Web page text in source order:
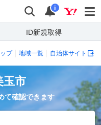
検索 通知
i
ID新規取得
ップ 地域一覧 自治体サイト
玉市
て確認できます